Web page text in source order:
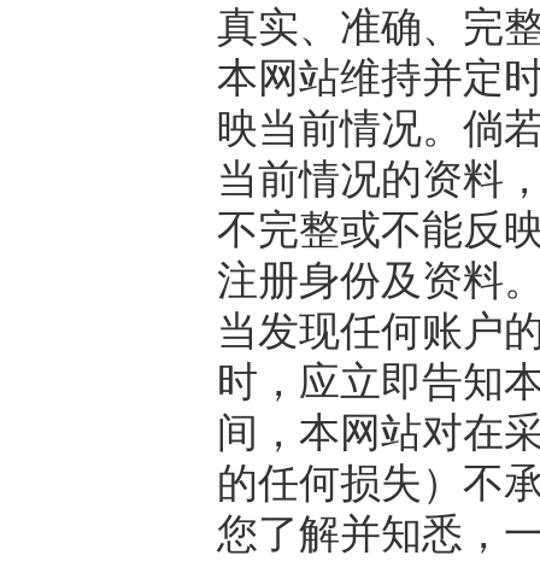
真实、准确、完
本网站维持并定
映当前情况。倘
当前情况的资料
不完整或不能反
注册身份及资料
当发现任何账户
时，应立即告知
间，本网站对在
的任何损失）不
您了解并知悉，